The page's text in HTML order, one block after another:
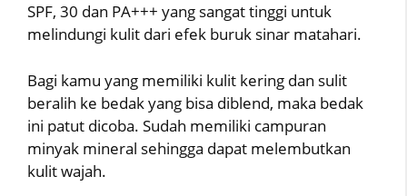
SPF, 30 dan PA+++ yang sangat tinggi untuk
melindungi kulit dari efek buruk sinar matahari.
Bagi kamu yang memiliki kulit kering dan sulit
beralih ke bedak yang bisa diblend, maka bedak
ini patut dicoba. Sudah memiliki campuran
minyak mineral sehingga dapat melembutkan
kulit wajah.